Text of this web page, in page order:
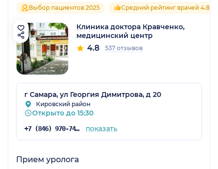
Выбор пациентов 2025 Средний рейтинг врачей 4.8
Клиника доктора Кравченко,
медицинский центр
4.8 537 отзывов
г Самара, ул Георгия Димитрова, д 20
Кировский район
Открыто до 15:30
+7 (846) 970-74-03 показать
Прием уролога